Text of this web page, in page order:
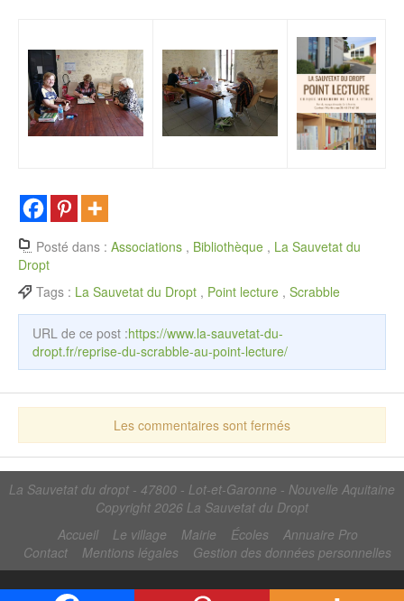
Posté dans : Associations , Bibliothèque , La Sauvetat du
Dropt
Tags : La Sauvetat du Dropt , Point lecture , Scrabble
URL de ce post :https://www.la-sauvetat-du-
dropt.fr/reprise-du-scrabble-au-point-lecture/
Les commentaires sont fermés
La Sauvetat du dropt - 47800 - Lot-et-Garonne - Nouvelle Aquitaine
Copyright 2026 La Sauvetat du Dropt
Accueil
Le village Mairie Écoles
Annuaire Pro
Contact
Mentions légales Gestion des données personnelles